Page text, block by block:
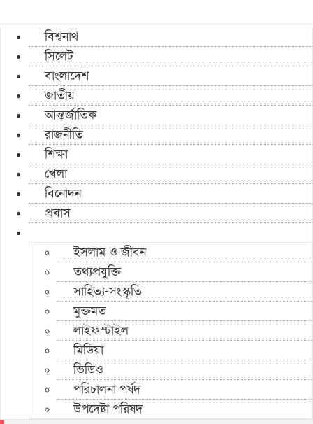
বিশ্বনাথ
সিলেট
বাংলাদেশ
জাতীয়
আন্তর্জাতিক
রাজনীতি
শিক্ষা
খেলা
বিনোদন
প্রবাস
ইসলাম ও জীবন
তথ্যপ্রযুক্তি
সাহিত্য-সংস্কৃতি
মুক্তমত
লাইফস্টাইল
মিডিয়া
ভিডিও
পরিচালনা পর্ষদ
উপদেষ্টা পরিষদ